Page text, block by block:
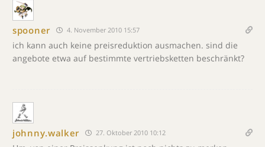
spooner 4. November 2010 15:57
ich kann auch keine preisreduktion ausmachen. sind die
angebote etwa auf bestimmte vertriebsketten beschränkt?
johnny.walker 27. Oktober 2010 10:12